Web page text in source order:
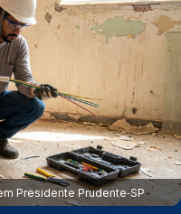
Presidente Prudente‑SP